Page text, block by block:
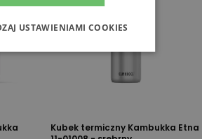
Kubek termiczny Kambukka Etna
USTAWIENIAMI COOKIES